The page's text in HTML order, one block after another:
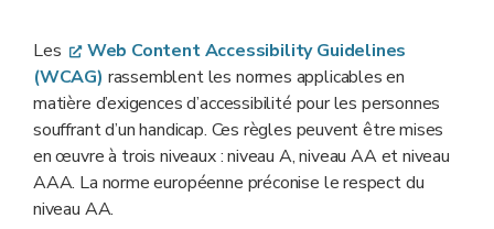
Les
Web Content Accessibility Guidelines
(WCAG) rassemblent les normes applicables en
matière d’exigences d’accessibilité pour les personnes
souffrant d’un handicap. Ces règles peuvent être mises
en œuvre à trois niveaux : niveau A, niveau AA et niveau
AAA. La norme européenne préconise le respect du
niveau AA.